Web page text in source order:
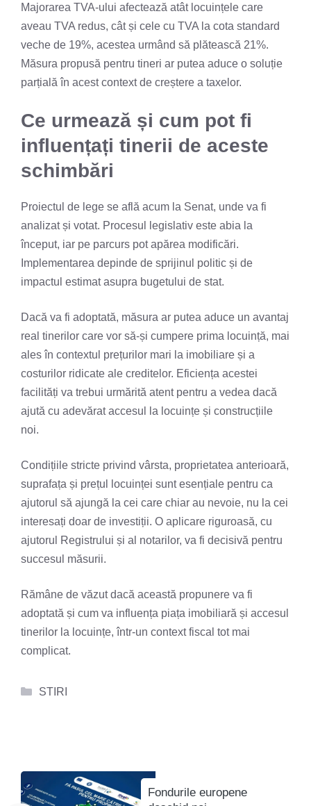
Majorarea TVA-ului afectează atât locuințele care
aveau TVA redus, cât și cele cu TVA la cota standard
veche de 19%, acestea urmând să plătească 21%.
Măsura propusă pentru tineri ar putea aduce o soluție
parțială în acest context de creștere a taxelor.
Ce urmează și cum pot fi
influențați tinerii de aceste
schimbări
Proiectul de lege se află acum la Senat, unde va fi
analizat și votat. Procesul legislativ este abia la
început, iar pe parcurs pot apărea modificări.
Implementarea depinde de sprijinul politic și de
impactul estimat asupra bugetului de stat.
Dacă va fi adoptată, măsura ar putea aduce un avantaj
real tinerilor care vor să-și cumpere prima locuință, mai
ales în contextul prețurilor mari la imobiliare și a
costurilor ridicate ale creditelor. Eficiența acestei
facilități va trebui urmărită atent pentru a vedea dacă
ajută cu adevărat accesul la locuințe și construcțiile
noi.
Condițiile stricte privind vârsta, proprietatea anterioară,
suprafața și prețul locuinței sunt esențiale pentru ca
ajutorul să ajungă la cei care chiar au nevoie, nu la cei
interesați doar de investiții. O aplicare riguroasă, cu
ajutorul Registrului și al notarilor, va fi decisivă pentru
succesul măsurii.
Rămâne de văzut dacă această propunere va fi
adoptată și cum va influența piața imobiliară și accesul
tinerilor la locuințe, într-un context fiscal tot mai
complicat.
Categorii
STIRI
Fondurile europene